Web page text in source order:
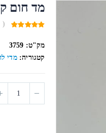
מד חום
out
of
5
(
מק"ט: 3759
קטגוריה:מדי